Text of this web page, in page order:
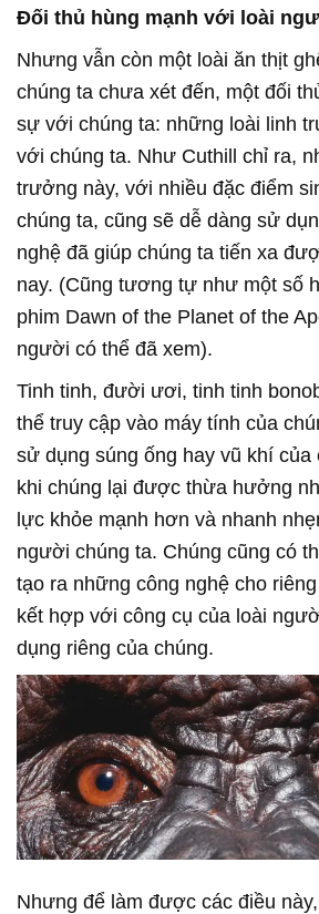
Đối thủ hùng mạnh với loài
Nhưng vẫn còn một loài ăn thịt
chúng ta chưa xét đến, một đối
sự với chúng ta: những loài linh
với chúng ta. Như Cuthill chỉ ra,
trưởng này, với nhiều đặc điểm
chúng ta, cũng sẽ dễ dàng sử
nghệ đã giúp chúng ta tiến xa
nay. (Cũng tương tự như một số
phim Dawn of the Planet of the
người có thể đã xem).
Tinh tinh, đười ươi, tinh tinh
thể truy cập vào máy tính của
sử dụng súng ống hay vũ khí của
khi chúng lại được thừa hưởng
lực khỏe mạnh hơn và nhanh
người chúng ta. Chúng cũng có
tạo ra những công nghệ cho
kết hợp với công cụ của loài
dụng riêng của chúng.
Nhưng để làm được các điều